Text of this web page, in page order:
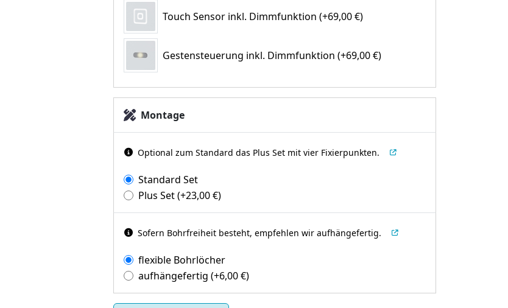
Touch Sensor inkl. Dimmfunktion (+69,00 €)
Gestensteuerung inkl. Dimmfunktion (+69,00 €)
Montage
Optional zum Standard das Plus Set mit vier Fixierpunkten.
Standard Set
Plus Set(+23,00€)
Sofern Bohrfreiheit besteht, empfehlen wir aufhängefertig.
flexible Bohrlöcher
aufhängefertig (+6,00€)